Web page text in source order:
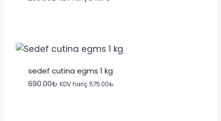
sedef cutina egms 1 kg
690.00₺ KDV hariç 575.00₺